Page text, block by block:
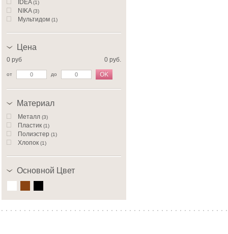
IDEA(1)
NIKA(3)
Мультидом (1)
Цена
0 руб 0 руб.
от до OK
Материал
Металл (3)
Пластик (1)
Полиэстер (1)
Хлопок (1)
Основной Цвет